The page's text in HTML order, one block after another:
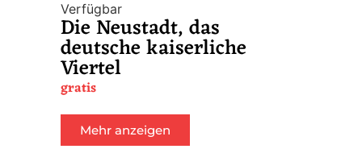
Verfügbar
Die Neustadt, das
deutsche kaiserliche
Viertel
gratis
Mehr anzeigen